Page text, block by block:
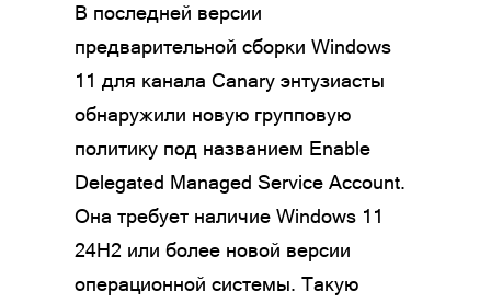
В последней версии
предварительной сборки Windows
11 для канала Canary энтузиасты
обнаружили новую групповую
политику под названием Enable
Delegated Managed Service Account.
Она требует наличие Windows 11
24H2 или более новой версии
операционной системы. Такую